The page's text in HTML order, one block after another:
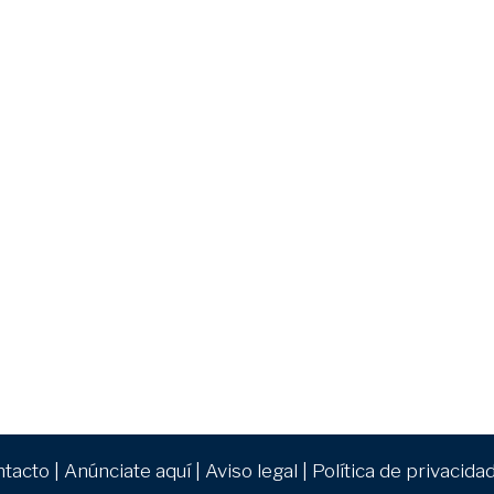
Anúnciate aquí| Aviso legal Política de privacidad